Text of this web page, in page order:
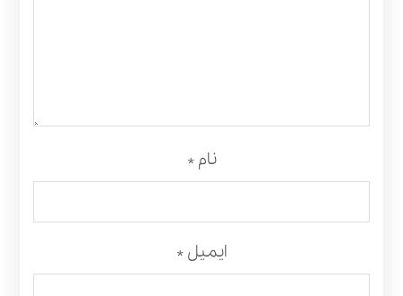
نام*
ایمیل*